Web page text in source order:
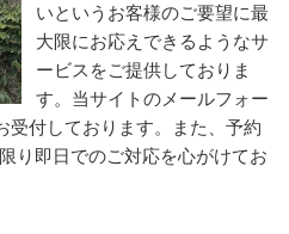
いというお客様のご要望に最
大限にお応えできるようなサ
ービスをご提供しておりま
す。当サイトのメールフォー
受付しております。また、予約
り即日でのご対応を心がけてお